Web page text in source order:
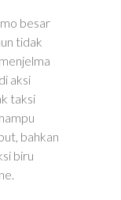
besar
tidak
aksi
taksi
bahkan
biru